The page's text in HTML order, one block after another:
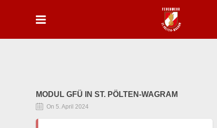
MODUL GFÜ IN ST. PÖLTEN-WAGRAM
On 5. April 2024